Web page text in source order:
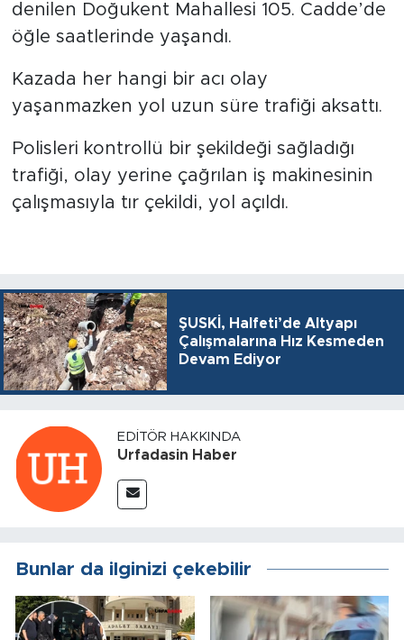
denilen Doğukent Mahallesi 105. Cadde’de
öğle saatlerinde yaşandı.
Kazada her hangi bir acı olay
yaşanmazken yol uzun süre trafiği aksattı.
Polisleri kontrollü bir şekildeği sağladığı
trafiği, olay yerine çağrılan iş makinesinin
çalışmasıyla tır çekildi, yol açıldı.
ŞUSKİ, Halfeti’de Altyapı
Çalışmalarına Hız Kesmeden
Devam Ediyor
EDITÖR HAKKINDA
Urfadasin Haber
Bunlar da ilginizi çekebilir